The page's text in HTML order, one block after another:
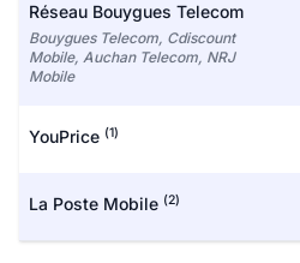
Réseau Bouygues Telecom
Bouygues Telecom, Cdiscount
Mobile, Auchan Telecom, NRJ
Mobile
YouPrice (1)
La Poste Mobile (2)